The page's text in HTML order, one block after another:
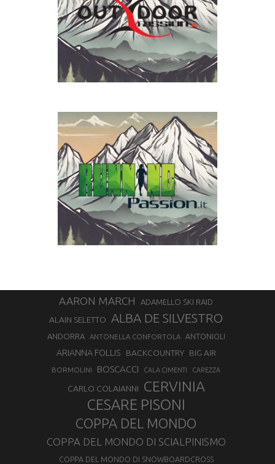
AARON MARCH ADAMELLO SKI RAID
ALAIN SELETTO ALBA DE SILVESTRO
ANDORRA ANTONELLA CONFORTOLA ANTONIOLI
ARIANNA FOLLIS BACKCOUNTRY BIG AIR
BORMOLINI BOSCACCI CALA CIMENTI CAREZZA
CARLO COLAIANNI CERVINIA
CESARE PISONI
COPPA DEL MONDO
COPPA DEL MONDO DI SCIALPINISMO
COPPA DEL MONDO DI SNOWBOARDCROSS